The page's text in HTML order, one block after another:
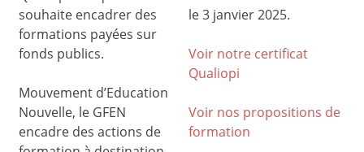
souhaite encadrer des
formations payées sur
fonds publics.
Mouvement d’Education
Nouvelle, le GFEN
encadre des actions de
le 3 janvier 2025.
Voir notre certificat
Qualiopi
Voir nos propositions de
formation